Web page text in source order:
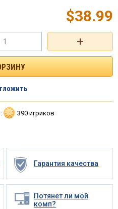
+
$38.99
390 игриков
Гарантия качества
Потянет ли мой
комп?